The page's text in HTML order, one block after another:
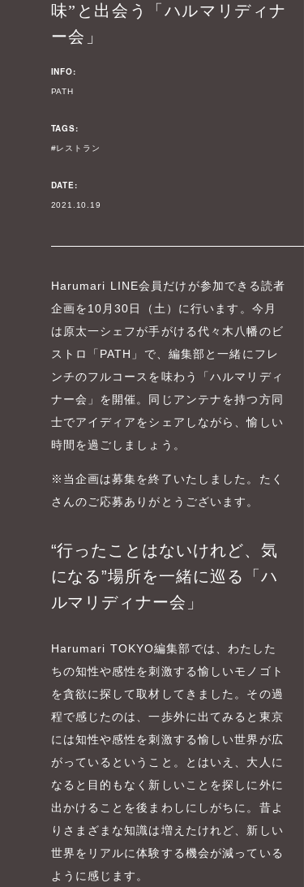
味”と出会う「ハルマリディナ
ー会」
INFO:
PATH
TAGS:
レストラン
DATE:
2021.10.19
Harumari LINE会員だけが参加できる読者
企画を10月30日（土）に行います。今月
は原太一シェフが手がける代々木八幡のビ
ストロ「PATH」で、編集部と一緒にフレ
ンチのフルコースを味わう「ハルマリディ
ナー会」を開催。同じアンテナを持つ方同
士でアイディアをシェアしながら、愉しい
時間を過ごしましょう。
※当企画は募集を終了いたしました。たく
さんのご応募ありがとうございます。
“行ったことはないけれど、気
になる”場所を一緒に巡る「ハ
ルマリディナー会」
Harumari TOKYO編集部では、わたした
ちの知性や感性を刺激する愉しいモノゴト
を貪欲に探して取材してきました。その過
程で感じたのは、一歩外に出てみると東京
には知性や感性を刺激する愉しい世界が広
がっているということ。とはいえ、大人に
なると目的もなく新しいことを探しに外に
出かけることを後まわしにしがちに。昔よ
りさまざまな知識は増えたけれど、新しい
世界をリアルに体験する機会が減っている
ように感じます。